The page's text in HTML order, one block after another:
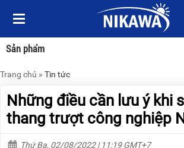
Sản phẩm
Menu
Sản
phẩm
TRANG
THANG
NHÔM
Menu
Sản
phẩm
TRANG
THANG
NHÔM
Trang chủ » Tin tức
Những điều cần lưu ý khi
thang trượt công nghiệp
Thứ Ba, 02/08/2022 | 11:19 GMT+7